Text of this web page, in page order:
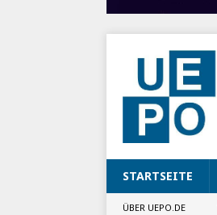
STARTSEITE
ÜBER UEPO.DE